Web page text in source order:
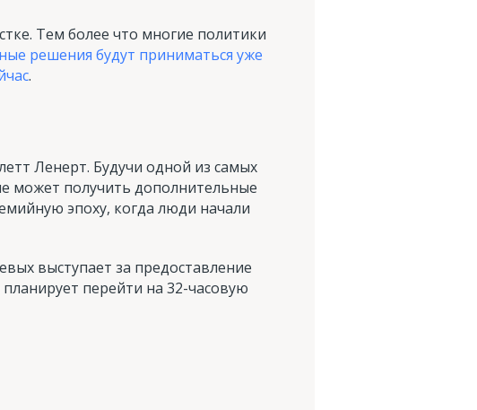
Тем более что многие политики
решения будут приниматься уже
.
Ленерт. Будучи одной из самых
может получить дополнительные
эпоху, когда люди начали
выступает за предоставление
перейти на 32-часовую